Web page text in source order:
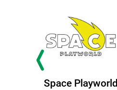
Space Playworld